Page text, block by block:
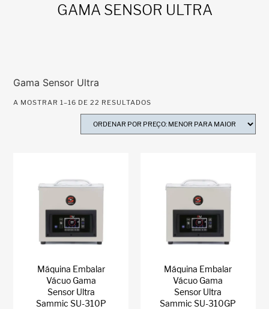
GAMA SENSOR ULTRA
Gama Sensor Ultra
A MOSTRAR 1–16 DE 22 RESULTADOS
Máquina Embalar
Vácuo Gama
Sensor Ultra
Sammic SU-310P
Máquina Embalar
Vácuo Gama
Sensor Ultra
Sammic SU-310GP